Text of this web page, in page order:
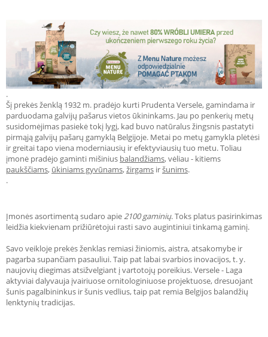
.
Šį prekės ženklą 1932 m. pradėjo kurti Prudenta Versele, gamindama ir
parduodama galvijų pašarus vietos ūkininkams. Jau po penkerių metų
susidomėjimas pasiekė tokį lygį, kad buvo natūralus žingsnis pastatyti
pirmąją galvijų pašarų gamyklą Belgijoje. Metai po metų gamykla plėtėsi
ir greitai tapo viena moderniausių ir efektyviausių tuo metu. Toliau
įmonė pradėjo gaminti mišinius balandžiams, vėliau - kitiems
paukščiams, ūkiniams gyvūnams,žirgams iršunims.
.
Įmonės asortimentą sudaro apie2100 gaminių. Toks platus pasirinkimas
leidžia kiekvienam prižiūrėtojui rasti savo augintiniui tinkamą gaminį.
Savo veikloje prekės ženklas remiasi žiniomis, aistra, atsakomybe ir
pagarba supančiam pasauliui. Taip pat labai svarbios inovacijos, t. y.
naujovių diegimas atsižvelgiant į vartotojų poreikius.Versele - Laga
aktyviai dalyvauja įvairiuose ornitologiniuose projektuose, dresuojant
šunis pagalbininkus ir šunis vedlius, taip pat remia Belgijos balandžių
lenktynių tradicijas.